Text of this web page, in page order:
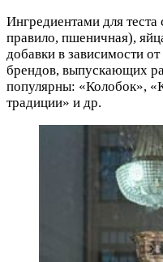
Ингредиентами для
правило, пшеничная),
добавки в зависимости
брендов, выпускающих
популярны: «Колобок»,
традиции» и др.